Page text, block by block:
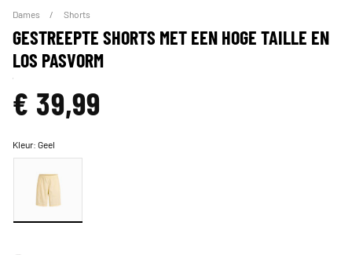
Dames Shorts
GESTREEPTE SHORTS MET EEN HOGE TAILLE EN
LOS PASVORM
€ 39,99
Kleur:Geel